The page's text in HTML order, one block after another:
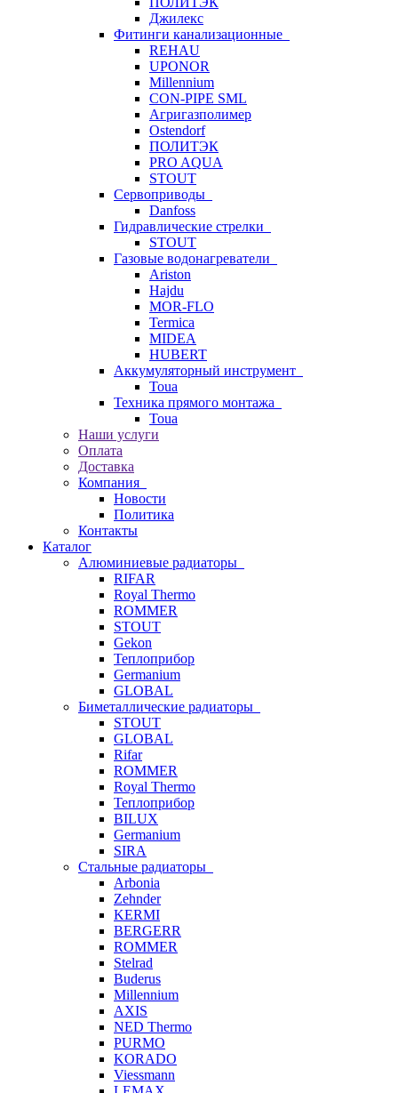
Джилекс
Фитинги канализационные
REHAU
UPONOR
Millennium
CON-PIPE SML
Агригазполимер
Ostendorf
ПОЛИТЭК
PRO AQUA
STOUT
Сервоприводы
Danfoss
Гидравлические стрелки
STOUT
Газовые водонагреватели
Ariston
Hajdu
MOR-FLO
Termica
MIDEA
HUBERT
Аккумуляторный инструмент
Toua
Техника прямого монтажа
Toua
Наши услуги
Оплата
Доставка
Компания
Новости
Политика
Контакты
Каталог
Алюминиевые радиаторы
RIFAR
Royal Thermo
ROMMER
STOUT
Gekon
Теплоприбор
Germanium
GLOBAL
Биметаллические радиаторы
STOUT
GLOBAL
Rifar
ROMMER
Royal Thermo
Теплоприбор
BILUX
Germanium
SIRA
Стальные радиаторы
Arbonia
Zehnder
KERMI
BERGERR
ROMMER
Stelrad
Buderus
Millennium
AXIS
NED Thermo
PURMO
KORADO
Viessmann